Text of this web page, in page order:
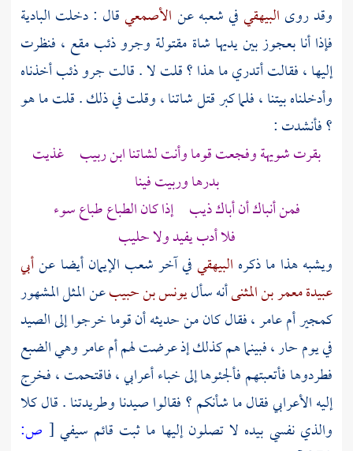
وقد روى البيهقيفي شعبه عن الأصمعيقال : دخلت البادية
فإذا أنا بعجوز بين يديها شاة مقتولة وجرو ذئب مقع ، فنظرت
إليها ، فقالت أتدري ما هذا ؟ قلت لا . قالت جرو ذئب أخذناه
وأدخلناه بيتنا ، فلما كبر قتل شاتنا ، وقلت في ذلك . قلت ما هو
؟ فأنشدت :
بقرت شويهة وفجعت قوما وأنت لشاتنا ابن ربيب غذيت
بدرها وربيت فينا
فمن أنباك أن أباك ذيب إذا كان الطباع طباع سوء
فلا أدب يفيد ولا حليب
ويشبه هذا ما ذكره البيهقيفي آخر شعب الإيمان أيضا عنأبي
عبيدة معمر بن المثنىأنه سأليونس بن حبيبعن المثل المشهور
كمجير أم عامر ، فقال كان من حديثه أن قوما خرجوا إلى الصيد
في يوم حار ، فبينما هم كذلك إذ عرضت لهم أم عامر وهي الضبع
فطردوها فأتعبتهم فألجئوها إلى خباء أعرابي ، فاقتحمت ، فخرج
إليه الأعرابي فقال ما شأنكم ؟ فقالوا صيدنا وطريدتنا . قال كلا
والذي نفسي بيده لا تصلون إليها ما ثبت قائم سيفي [ ص: